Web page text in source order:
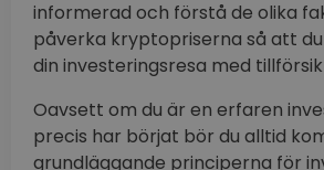
informerad och förstå de olika
påverka kryptopriserna så att
din investeringsresa med
Oavsett om du är en erfaren
precis har börjat bör du alltid
grundläggande principerna för